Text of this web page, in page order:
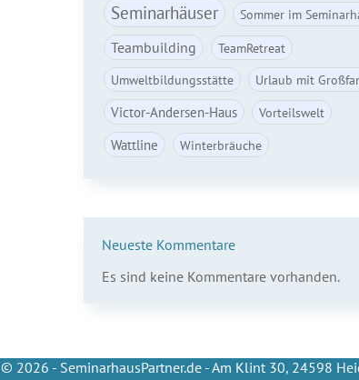
Seminarhäuser Sommer im
Teambuilding
TeamRetreat
Umweltbildungsstätte
Urlaub mit
Victor-Andersen-Haus Vorteilswelt
Wattline Winterbräuche
Neueste Kommentare
Es sind keine Kommentare vorhanden.
© 2026 - SeminarhausPartner.de - Am Klint 30, 24598